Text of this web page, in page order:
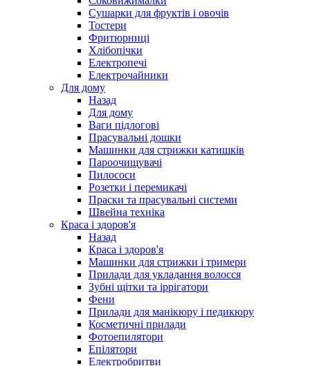
Сушарки для фруктів і овочів
Тостери
Фритюрниці
Хлібопічки
Електропечі
Електрочайники
Для дому
Назад
Для дому
Ваги підлогові
Прасувальні дошки
Машинки для стрижки катишків
Пароочищувачі
Пилососи
Розетки і перемикачі
Праски та прасувальні системи
Швейна техніка
Краса і здоров'я
Назад
Краса і здоров'я
Машинки для стрижки і тримери
Прилади для укладання волосся
Зубні щітки та іррігатори
Фени
Прилади для манікюру і педикюру
Косметичні прилади
Фотоепилятори
Епілятори
Електробритви